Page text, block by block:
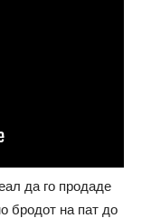
да го продаде
бродот на пат до